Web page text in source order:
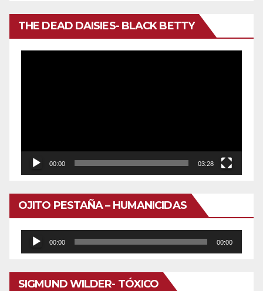
THE DEAD DAISIES- BLACK BETTY
00:00 03:28
OJITO PESTAÑA – HUMANICIDAS
Reproductor
de
audio
00:00 00:00
SIGMUND WILDER- TÓXICO